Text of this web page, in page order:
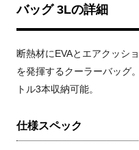
バッグ 3Lの詳細
断熱材にEVAとエアクッシ
を発揮するクーラーバッグ
トル3本収納可能。
仕様スペック